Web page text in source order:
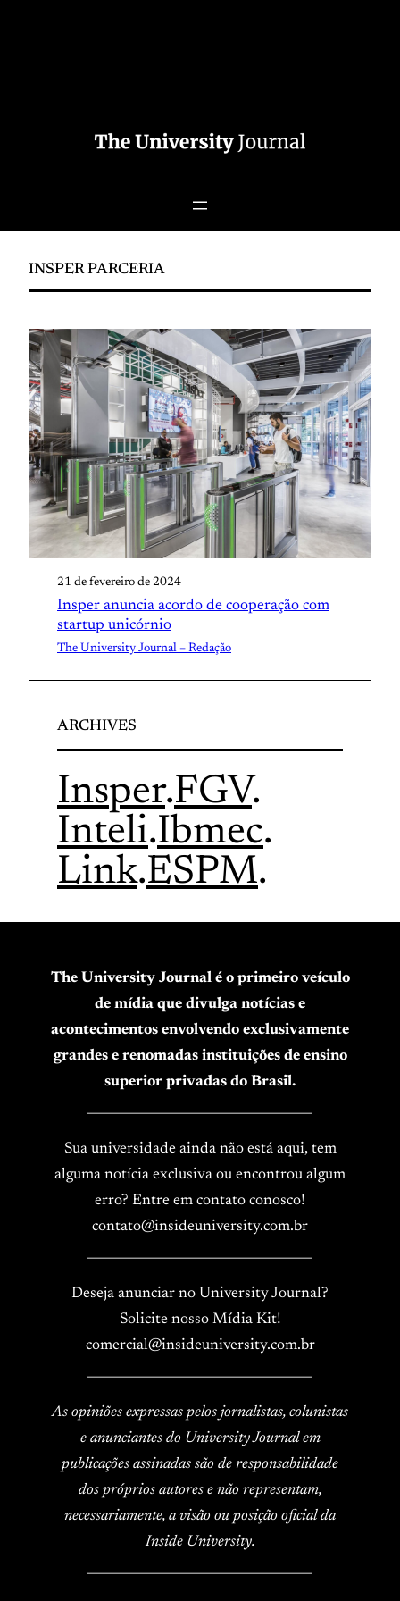
INSPER PARCERIA
21 de fevereiro de 2024
Insper anuncia acordo de cooperação com
startup unicórnio
The University Journal – Redação
ARCHIVES
Insper.FGV.
Inteli.Ibmec.
Link.ESPM.
The University Journal é o primeiro veículo
de mídia que divulga notícias e
acontecimentos envolvendo exclusivamente
grandes e renomadas instituições de ensino
superior privadas do Brasil.
Sua universidade ainda não está aqui, tem
alguma notícia exclusiva ou encontrou algum
erro? Entre em contato conosco!
contato@insideuniversity.com.br
Deseja anunciar no University Journal?
Solicite nosso Mídia Kit!
comercial@insideuniversity.com.br
As opiniões expressas pelos jornalistas, colunistas
e anunciantes do University Journal em
publicações assinadas são de responsabilidade
dos próprios autores e não representam,
necessariamente, a visão ou posição oficial da
Inside University.